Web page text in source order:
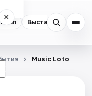
Выставки
×
☾
Music Loto